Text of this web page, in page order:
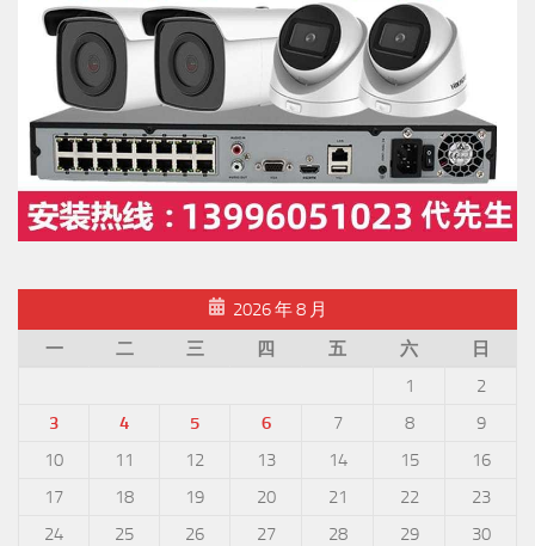
2026 年 8 月
一
二 三 四 五 六
日
1
2
3
4 5 6 7 8
9
10
11 12 13 14 15
16
17
18 19 20 21 22
23
24
25 26 27 28 29
30